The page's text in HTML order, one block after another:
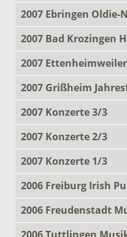
2007 Ebringen Oldie-
2007 Bad Krozingen
2007
2007 Grißheim
2007 Konzerte 3/3
2007 Konzerte 2/3
2007 Konzerte 1/3
2006 Freiburg Irish
2006 Freudenstadt
2006 Tuttlingen